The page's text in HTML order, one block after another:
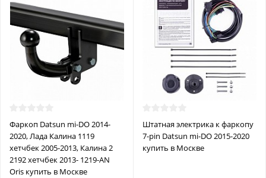
Фаркоп Datsun mi-DO 2014-
2020, Лада Калина 1119
хетчбек 2005-2013, Калина 2
2192 хетчбек 2013- 1219-AN
Oris купить в Москве
Штатная электрика к фаркопу
7-pin Datsun mi-DO 2015-2020
купить в Москве